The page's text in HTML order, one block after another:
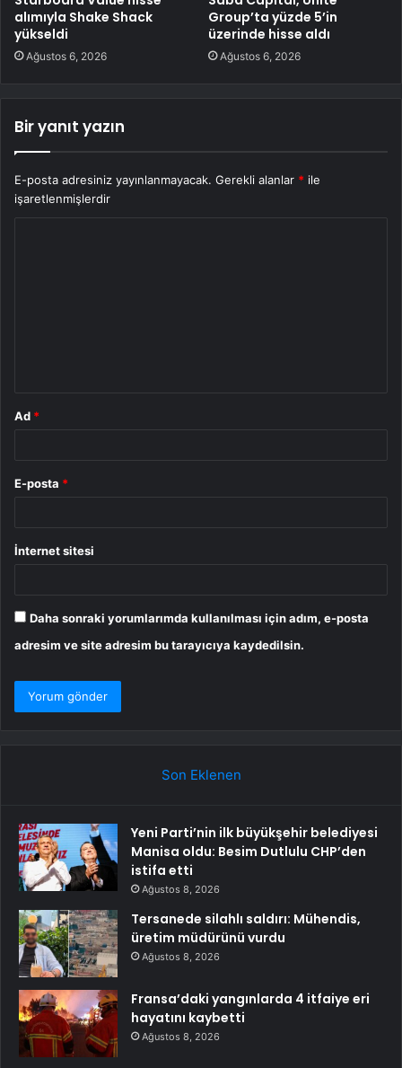
alımıyla Shake Shack
yükseldi
Ağustos 6, 2026
Group’ta yüzde 5’in
üzerinde hisse aldı
Ağustos 6, 2026
Bir yanıt yazın
E-posta adresiniz yayınlanmayacak. Gerekli alanlar * ile
işaretlenmişlerdir
Ad *
E-posta *
İnternet sitesi
Daha sonraki yorumlarımda kullanılması için adım, e-posta
adresim ve site adresim bu tarayıcıya kaydedilsin.
Son Eklenen
Yeni Parti’nin ilk büyükşehir belediyesi
Manisa oldu: Besim Dutlulu CHP’den
istifa etti
Ağustos 8, 2026
Tersanede silahlı saldırı: Mühendis,
üretim müdürünü vurdu
Ağustos 8, 2026
Fransa’daki yangınlarda 4 itfaiye eri
hayatını kaybetti
Ağustos 8, 2026